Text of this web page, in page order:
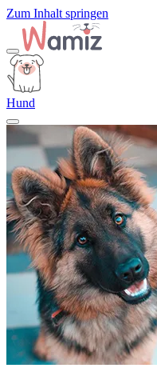
Zum Inhalt springen
Hund